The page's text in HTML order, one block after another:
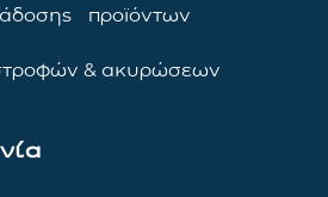
προϊόντων
& ακυρώσεων